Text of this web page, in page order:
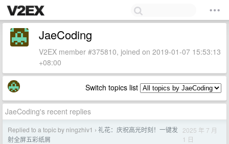
JaeCoding
V2EX member #375810, joined on 2019-01-07 15:53:13
+08:00
Switch topics list
JaeCoding's recent replies
Replied to a topic by ningzhiv1 › 礼花：庆祝高光时刻！一键发
射全屏五彩纸屑
2025 年 7 月
1 日